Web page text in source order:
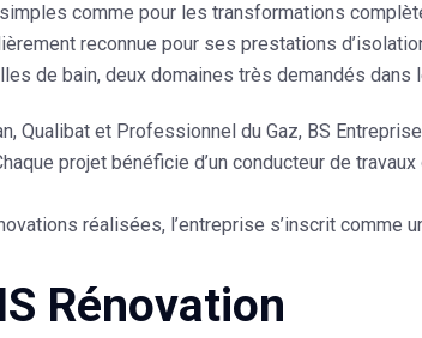
comme pour les transformations
reconnue pour ses prestations d’
de bain, deux domaines très demandés dans
, Qualibat et Professionnel du Gaz, BS
projet bénéficie d’un conducteur de travaux
réalisées, l’entreprise s’inscrit comme
Rénovation